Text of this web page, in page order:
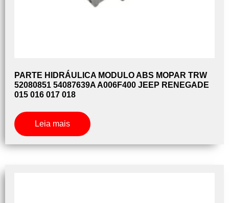
PARTE HIDRÁULICA MODULO ABS MOPAR TRW
52080851 54087639A A006F400 JEEP RENEGADE
015 016 017 018
Leia mais